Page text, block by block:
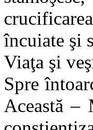
încuiate şi
Viaţa şi
Spre
Această –